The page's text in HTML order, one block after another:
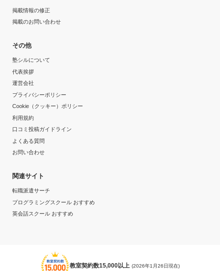
目的の達成度
達成
目的の達成理由
行きたい高校に進学できたから。それ以外には特に思い
当たりません
志望校と合格状況
---
※料金は口コミされた方が支払った金額の目安です。実際の料金とは異なる可
能性がございますので、詳しくは塾にお問い合わせください。
掲載情報の修正
掲載のお問い合わせ
その他
塾シルについて
代表挨拶
運営会社
プライバシーポリシー
Cookie（クッキー）ポリシー
利用規約
口コミ投稿ガイドライン
よくある質問
お問い合わせ
関連サイト
転職派遣サーチ
プログラミングスクール おすすめ
英会話スクール おすすめ
教室契約数15,000以上 (2026年1月26日現在)